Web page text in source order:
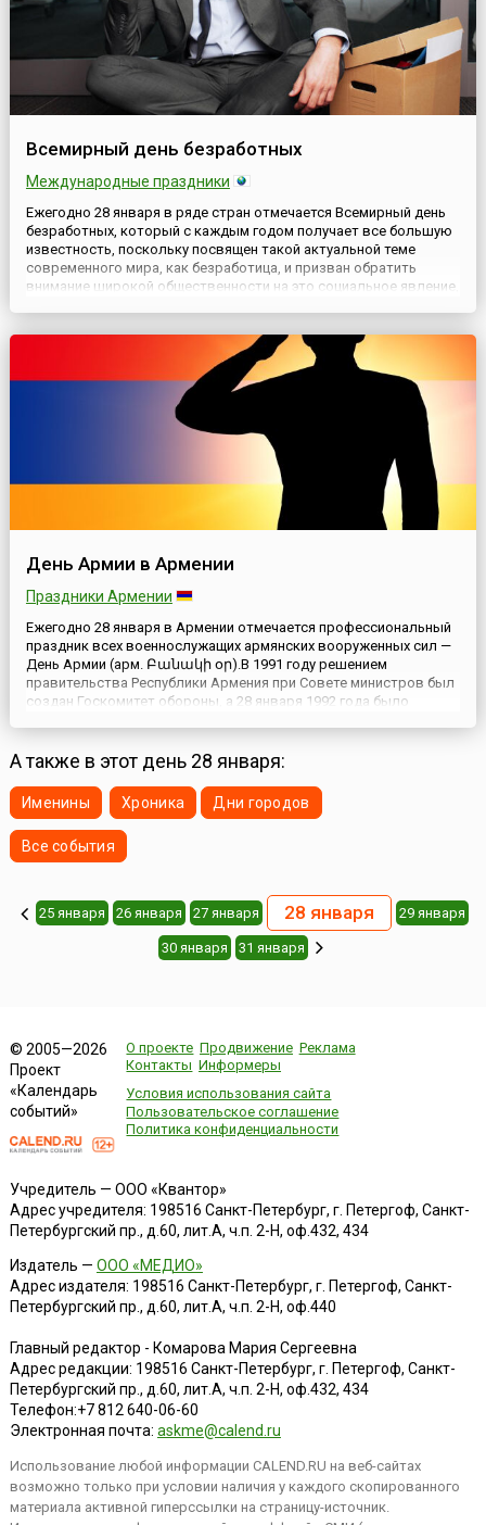
Всемирный день безработных
Международные праздники
Ежегодно 28 января в ряде стран отмечается Всемирный день
безработных, который с каждым годом получает все большую
известность, поскольку посвящен такой актуальной теме
современного мира, как безработица, и призван обратить
внимание широкой общественности на это социальное явление,
День Армии в Армении
Праздники Армении
Ежегодно 28 января в Армении отмечается профессиональный
праздник всех военнослужащих армянских вооруженных сил —
День Армии (арм. Բանակի օր).В 1991 году решением
правительства Республики Армения при Совете министров был
создан Госкомитет обороны, а 28 января 1992 года было
Национальной Арми...
А также в этот день 28 января:
Именины Хроника Дни городов
Все события
25 января 26 января 27 января 28 января 29 января
30 января 31 января
© 2005—2026
Проект
«Календарь
событий»
О проекте Продвижение Реклама
Контакты Информеры
Условия использования сайта
Пользовательское соглашение
Политика конфиденциальности
Учредитель — ООО «Квантор»
Адрес учредителя: 198516 Санкт-Петербург, г. Петергоф, Санкт-
Петербургский пр., д.60, лит.А, ч.п. 2-Н, оф.432, 434
Издатель — ООО «МЕДИО»
Адрес издателя: 198516 Санкт-Петербург, г. Петергоф, Санкт-
Петербургский пр., д.60, лит.А, ч.п. 2-Н, оф.440
Главный редактор - Комарова Мария Сергеевна
Адрес редакции: 198516 Санкт-Петербург, г. Петергоф, Санкт-
Петербургский пр., д.60, лит.А, ч.п. 2-Н, оф.432, 434
Телефон:+7 812 640-06-60
Электронная почта: askme@calend.ru
Использование любой информации CALEND.RU на веб-сайтах
возможно только при условии наличия у каждого скопированного
материала активной гиперссылки на страницу-источник.